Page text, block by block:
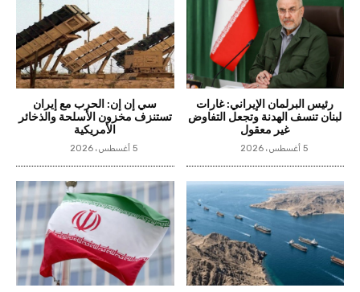
رئيس البرلمان الإيراني: غارات
لبنان تنسف الهدنة وتجعل التفاوض
غير معقول
5 أغسطس، 2026
سي إن إن: الحرب مع إيران
تستنزف مخزون الأسلحة والذخائر
الأمريكية
5 أغسطس، 2026